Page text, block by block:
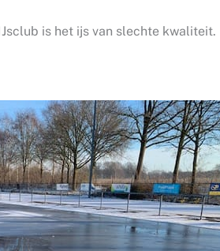
is het ijs van slechte kwaliteit.